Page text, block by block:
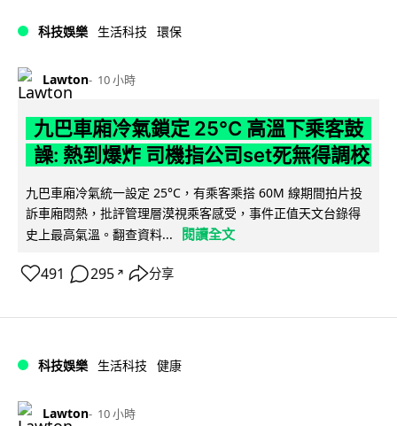
科技娛樂 生活科技 環保
Lawton 10 小時
九巴車廂冷氣鎖定 25°C 高溫下乘客鼓
譟: 熱到爆炸 司機指公司set死無得調校
九巴車廂冷氣統一設定 25°C，有乘客乘搭 60M 線期間拍片投
訴車廂悶熱，批評管理層漠視乘客感受，事件正值天文台錄得
史上最高氣溫。翻查資料...
閱讀全文
491 295 ↗ 分享
科技娛樂 生活科技 健康
Lawton 10 小時